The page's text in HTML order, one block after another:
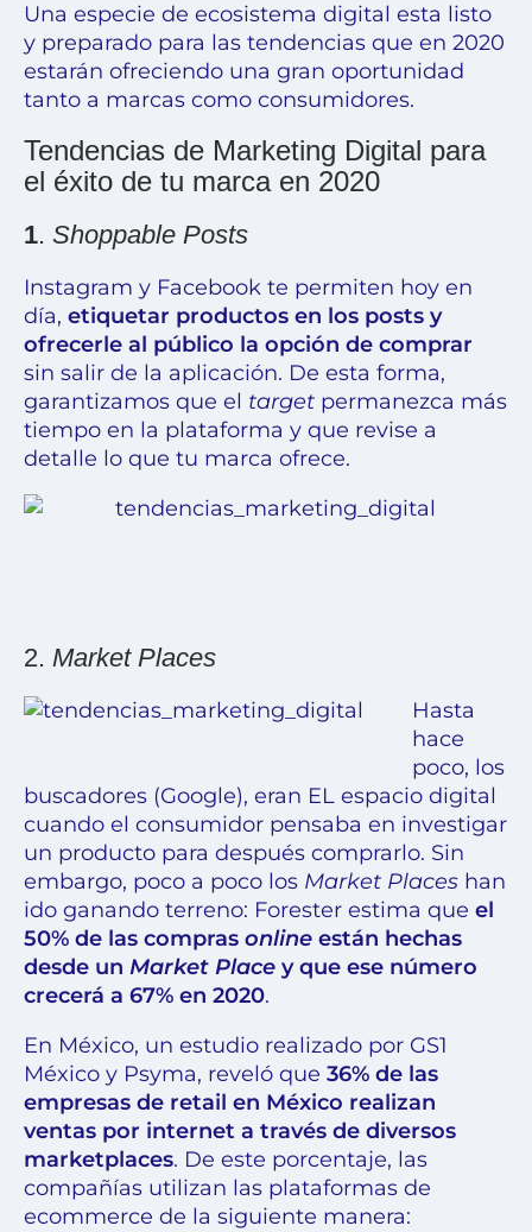
Una especie de ecosistema digital esta listo
y preparado para las tendencias que en 2020
estarán ofreciendo una gran oportunidad
tanto a marcas como consumidores.
Tendencias de Marketing Digital para
el éxito de tu marca en 2020
1. Shoppable Posts
Instagram y Facebook te permiten hoy en
día, etiquetar productos en los posts y
ofrecerle al público la opción de comprar
sin salir de la aplicación. De esta forma,
garantizamos que el target permanezca más
tiempo en la plataforma y que revise a
detalle lo que tu marca ofrece.
2. Market Places
Hasta
hace
poco, los
buscadores (Google), eran EL espacio digital
cuando el consumidor pensaba en investigar
un producto para después comprarlo. Sin
embargo, poco a poco los Market Places han
ido ganando terreno: Forester estima que el
50% de las compras online están hechas
desde un Market Place y que ese número
crecerá a 67% en 2020.
En México, un estudio realizado por GS1
México y Psyma, reveló que 36% de las
empresas de retail en México realizan
ventas por internet a través de diversos
marketplaces. De este porcentaje, las
compañías utilizan las plataformas de
ecommerce de la siguiente manera: